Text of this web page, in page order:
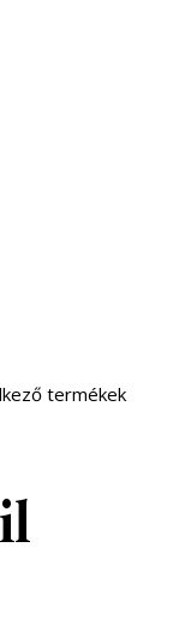
termékek